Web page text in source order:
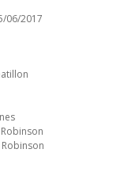
06/2017
Robinson
Robinson